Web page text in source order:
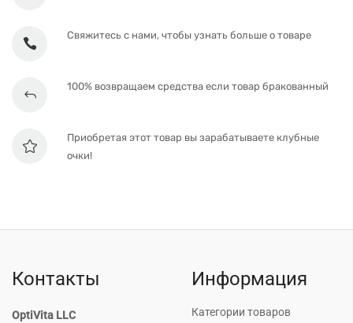
Свяжитесь с нами, чтобы узнать больше о товаре
100% возвращаем средства если товар бракованный
Приобретая этот товар вы зарабатываете клубные
очки!
Контакты
OptiVita LLC
Информация
Категории товаров